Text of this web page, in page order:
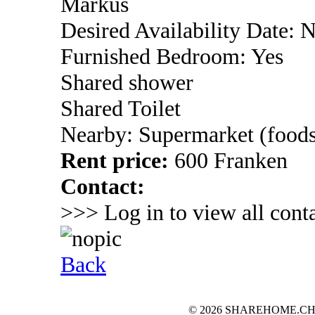
Desired Availability Date:
Furnished Bedroom: Yes
Shared shower
Shared Toilet
Nearby: Supermarket
Rent price: 600 Franken
Contact:
>>> Log in to view all
Back
© 2026